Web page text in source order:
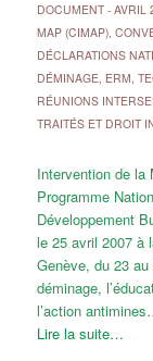
DOCUMENT- AVRIL
MAP (CIMAP),
DÉCLARATIONS
DÉMINAGE, ERM,
RÉUNIONS
TRAITÉS ET DROIT
Intervention de la
Programme
Développement
le 25 avril 2007 à
Genève, du 23
déminage,
l’action
Lire la suite…